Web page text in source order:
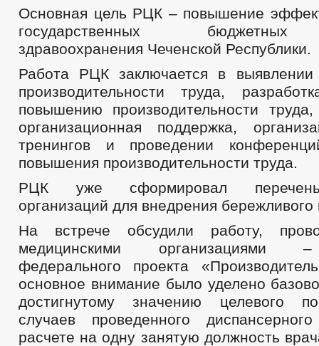
Основная цель РЦК – повышение
государственных
здравоохранения Чеченской Республики.
Работа РЦК заключается в выявлении
производительности труда,
повышению производительности
организационная поддержка,
тренингов и проведении
повышения производительности труда.
РЦК уже сформировал перечень
организаций для внедрения бережливого
На встрече обсудили работу,
медицинскими организациями
федерального проекта
основное внимание было уделено
достигнутому значению целевого
случаев проведенного
расчете на одну занятую должность